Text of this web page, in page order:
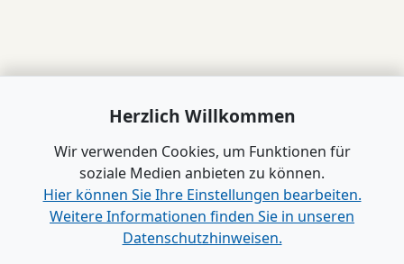
Herzlich Willkommen
Wir verwenden Cookies, um Funktionen für
soziale Medien anbieten zu können.
Hier können Sie Ihre Einstellungen bearbeiten.
Weitere Informationen finden Sie in unseren
Datenschutzhinweisen.